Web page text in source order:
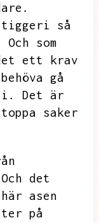
så
Och som
ett krav
gå
Det är
saker
Och det
asen
på